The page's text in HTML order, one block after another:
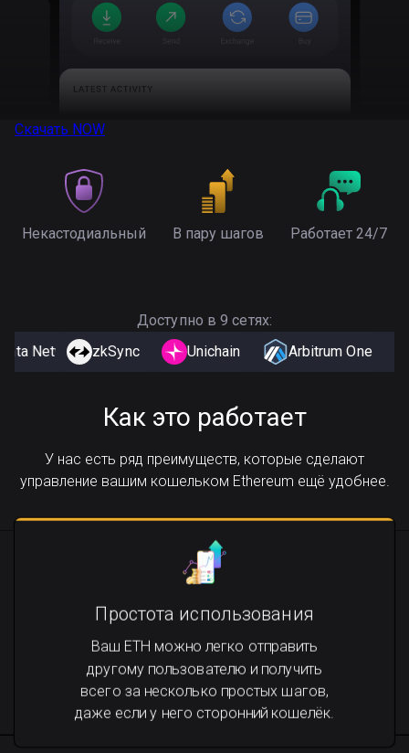
Скачать NOW
Некастодиальный В пару шагов Работает 24/7
Доступно в 9 сетях:
Network
Binance Smart Chain Linea
zkSync Unichain Arbitrum One
Как это работает
У нас есть ряд преимуществ, которые сделают
управление вашим кошельком Ethereum ещё удобнее.
Простота использования
Ваш ETH можно легко отправить
другому пользователю и получить
всего за несколько простых шагов,
даже если у него сторонний кошелёк.